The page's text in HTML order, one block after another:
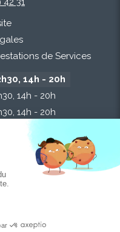
de Services
, 14h - 20h
, 14h - 20h
, 14h - 20h
14h - 20h